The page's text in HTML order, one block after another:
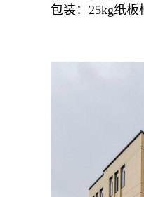
包装：25kg纸板